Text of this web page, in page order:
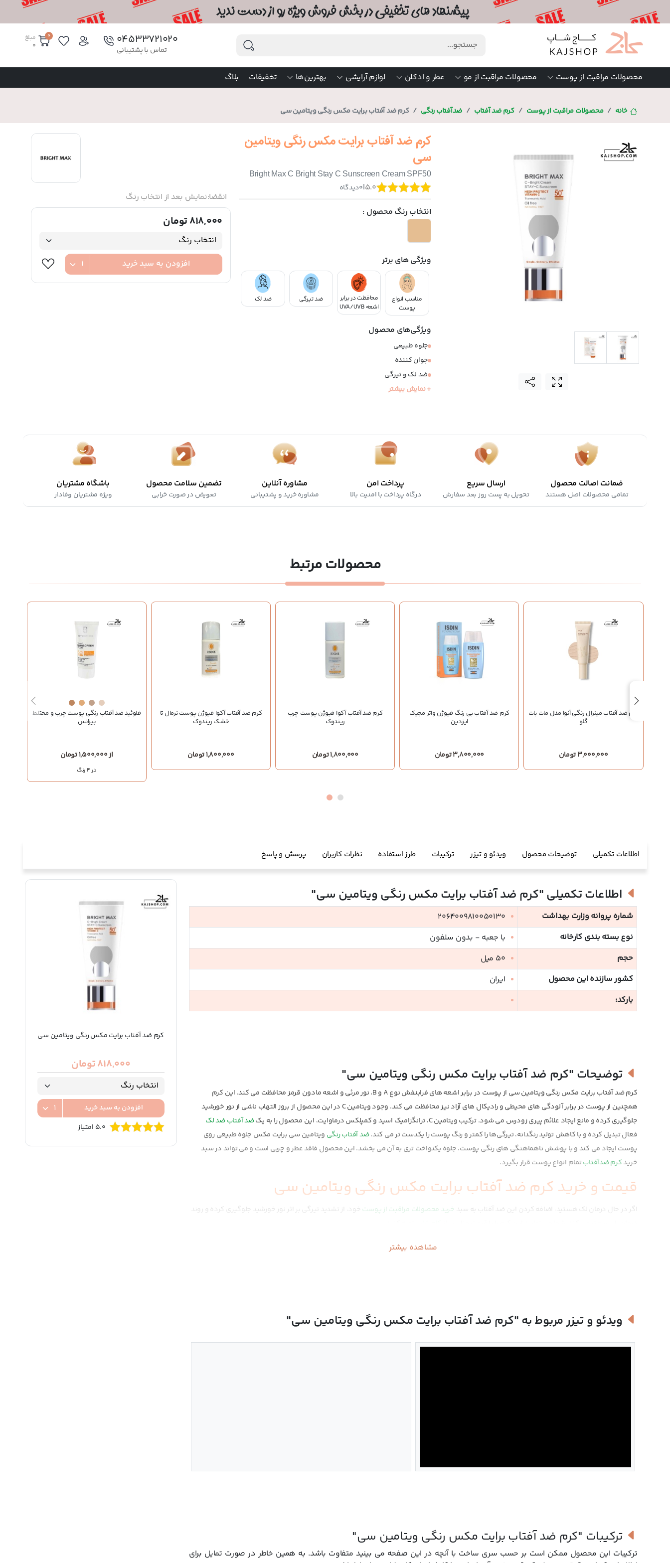
۰۴۵۳۳۷۲۱۰۲۰
تماس با پشتیبانی
مبلغ
0
0
محصولات مراقبت از پوست محصولات مراقبت از مو عطر و ادکلن لوازم آرایشی بهترین‌ها تخفیفات بلاگ
خانه محصولات مراقبت از پوست کرم ضد آفتاب ضدآفتاب رنگی کرم ضد آفتاب برایت مکس رنگی ویتامین سی
کرم ضد آفتاب برایت مکس رنگی ویتامین
سی
Bright Max C Bright Stay C Sunscreen Cream SPF50
5.0
|
0دیدگاه
انتخاب رنگ محصول :
ویژگی های برتر
مناسب انواع
پوست
محافظت در برابر
اشعه UVA/UVB
ضد تیرگی ضد لک
ویژگی‌های محصول
جلوه طبیعی
جوان کننده
ضد لک و تیرگی
کمک به بهبود قرمزی ناشی از نور خورشید
+ نمایش بیشتر
انقضا:نمایش بعد از انتخاب رنگ
818,000 تومان
افزودن به سبد خرید
ضمانت اصالت محصول
تمامی محصولات اصل هستند
ارسال سریع
تحویل به پست روز بعد سفارش
پرداخت امن
درگاه پرداخت با امنیت بالا
مشاوره آنلاین
مشاوره خرید و پشتیبانی
تضمین سلامت محصول
تعویض در صورت خرابی
باشگاه مشتریان
ویژه مشتریان وفادار
محصولات مرتبط
کرم ضد آفتاب مینرال رنگی آنوا مدل مات بات
گلو
3,000,000 تومان
کرم ضد آفتاب بی رنگ فیوژن واتر مجیک
ایزدین
3,800,000 تومان
کرم ضد آفتاب آکوا فیوژن پوست چرب
ریندوک
1,800,000 تومان
کرم ضد آفتاب آکوا فیوژن پوست نرمال تا
خشک ریندوک
1,800,000 تومان
فلوئید ضد آفتاب رنگی پوست چرب و مختلط
بیزانس
از 1,500,000 تومان
در 4 رنگ
اطلاعات تکمیلی توضیحات محصول ویدئو و تیزر ترکیبات طرز استفاده نظرات کاربران پرسش و پاسخ
اطلاعات تکمیلی"کرم ضد آفتاب برایت مکس رنگی ویتامین سی"
شماره پروانه وزارت بهداشت
2064009810050130
نوع بسته بندی کارخانه
با جعبه - بدون سلفون
حجم
50 میل
کشور سازنده این محصول
ایران
بارکد:
توضیحات "کرم ضد آفتاب برایت مکس رنگی ویتامین سی"
کرم ضد آفتاب برایت مکس رنگی ویتامین سی از پوست در برابر اشعه های فرابنفش نوع A و B، نور مرئی و اشعه مادون قرمز محافظت می کند. این کرم
همچنین از پوست در برابر آلودگی های محیطی و رادیکال های آزاد نیز محافظت می کند. وجود ویتامین C در این محصول از بروز التهاب ناشی از نور خورشید
جلوگیری کرده و مانع ایجاد علائم پیری زودرس می شود. ترکیب ویتامین C، ترانگزامیک اسید و کمپلکس درماوایت، این محصول را به یک
ضد آفتاب ضد لک
فعال تبدیل کرده و با کاهش تولید رنگدانه، تیرگی‌ها را کمتر و رنگ پوست را یکدست تر می کند.ضد آفتاب رنگی ویتامین سی برایت مکس جلوه طبیعی روی
پوست ایجاد می کند و با پوشش ناهماهنگی های رنگی پوست، جلوه یکنواخت تری به آن می بخشد. این محصول فاقد عطر و چربی است و می تواند در سبد
خریدکرم ضدآفتابتمام انواع پوست قرار بگیرد.
قیمت و خرید کرم ضد آفتاب برایت مکس رنگی ویتامین سی
اگر در حال درمان لک هستید، اضافه کردن این ضد آفتاب به سبد خرید محصولات مراقبت از پوست خود، از تشدید تیرگی بر اثر نور خورشید جلوگیری کرده و روند
مشاهده بیشتر
ویدئو و تیزر مربوط به"کرم ضد آفتاب برایت مکس رنگی ویتامین سی"
ترکیبات "کرم ضد آفتاب برایت مکس رنگی ویتامین سی"
ترکیبات این محصول ممکن است بر حسب سری ساخت با آنچه در این صفحه می بینید متفاوت باشد. به همین خاطر در صورت تمایل برای
کرم ضد آفتاب برایت مکس رنگی ویتامین سی
818,000 تومان
افزودن به سبد خرید
5.0 امتیاز